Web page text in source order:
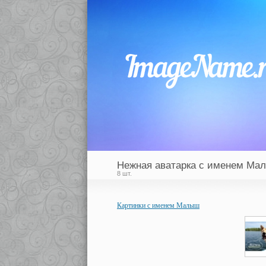
Нежная аватарка с именем
8 шт.
Картинки с именем Малыш